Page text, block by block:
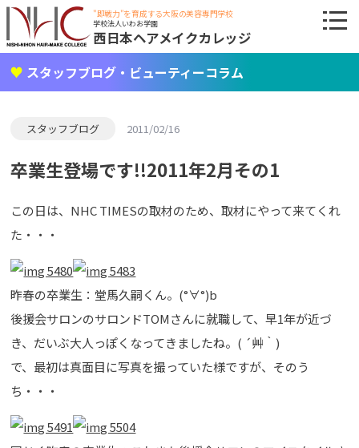
"即戦力"を育成する大阪の美容専門学校
学校法人いわお学園
西日本ヘアメイクカレッジ
スタッフブログ・ビューティーコラム
スタッフブログ 2011/02/16
卒業生登場です!!2011年2月その1
この日は、NHC TIMESの取材のため、取材にやって来てくれ
た・・・
昨春の卒業生：堂馬久嗣くん。(°∀°)b
後援会サロンのサロンドTOMさんに就職して、早1年が近づ
き、だいぶ大人っぽくなってきましたね。( ´艸｀)
で、最初は真面目に写真を撮っていた様ですが、そのう
ち・・・